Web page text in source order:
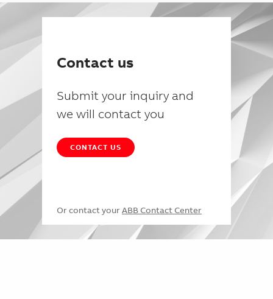
Contact us
Submit your inquiry and
we will contact you
CONTACT US
Or contact your ABB Contact Center